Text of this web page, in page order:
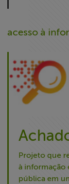
acesso à
Projeto que
à informação
pública em